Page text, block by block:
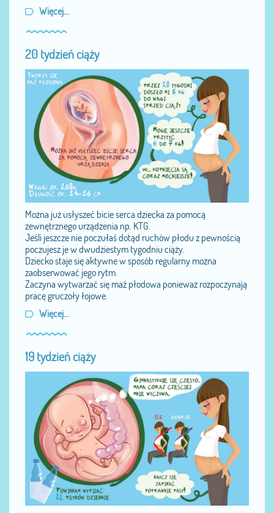
Więcej...
20 tydzień ciąży
Można już usłyszeć bicie serca dziecka za pomocą
zewnętrznego urządzenia np. KTG.
Jeśli jeszcze nie poczułaś dotąd ruchów płodu z pewnością
poczujesz je w dwudziestym tygodniu ciąży.
Dziecko staje się aktywne w sposób regularny można
zaobserwować jego rytm.
Zaczyna wytwarzać się maź płodowa ponieważ rozpoczynają
pracę gruczoły łojowe.
Więcej...
19 tydzień ciąży